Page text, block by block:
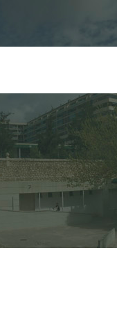
BÚSQUEDA